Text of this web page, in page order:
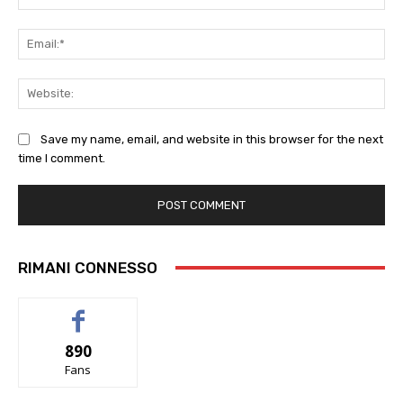
Save my name, email, and website in this browser for the next
time I comment.
RIMANI CONNESSO
890
Fans